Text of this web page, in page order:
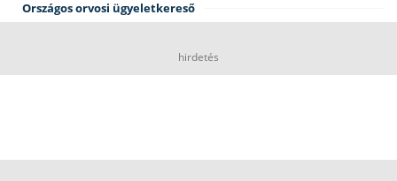
Országos orvosi ügyeletkereső
hirdetés